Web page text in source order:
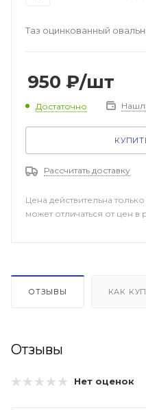
Таз оцинкованный
950 ₽/шт
Достаточно
Рассчитать доставку
Цена действительна
может отличаться от цен в
ОТЗЫВЫ КАК
Отзывы
Нет оценок